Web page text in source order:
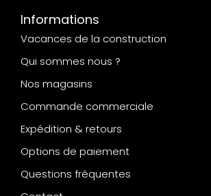
Informations
Vacances de la construction
Qui sommes nous ?
Nos magasins
Commande commerciale
Expédition & retours
Options de paiement
Questions fréquentes